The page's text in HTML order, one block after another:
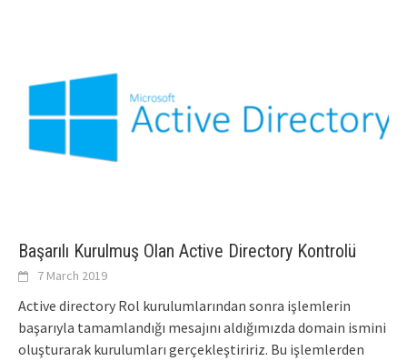
Başarılı Kurulmuş Olan Active Directory Kontrolü
7 March 2019
Active directory Rol kurulumlarından sonra işlemlerin
başarıyla tamamlandığı mesajını aldığımızda domain ismini
oluşturarak kurulumları gerçekleştiririz. Bu işlemlerden